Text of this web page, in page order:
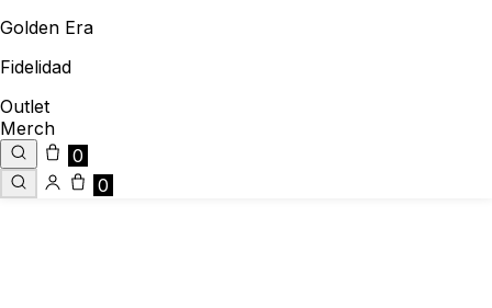
Golden Era
Fidelidad
Outlet
Merch
0
0